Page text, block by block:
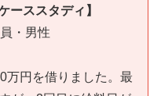
ーススタディ】
・男性
万円を借りました。最